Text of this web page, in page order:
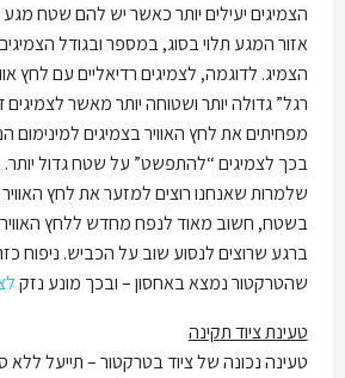
הצמיגים יעילים יותר כאשר יש להם שטח
אזור המגע תלוי בסוג, במספר ובגודל
הצמיג. לדוגמה, לצמיגים רדיאליים עם לחץ
רגל” גדולה יותר ושטוחה יותר מאשר לצמיגים
מפחיתים את לחץ האוויר בצמיגים
בכך לצמיגים “להתפשט” על שטח גדול
שלמרות שאנחנו רוצים למזער את לחץ
בשטח, חשוב מאוד לנפח מחדש ללחץ האוויר
ברגע שרוצים לנסוע שוב על הכביש. ניפוח
שהטרקטור נמצא באחסון – ובכך מונע נזק
טעינת ציוד תקינה
טעינה נכונה של ציוד בטרקטור – תייעל ללא